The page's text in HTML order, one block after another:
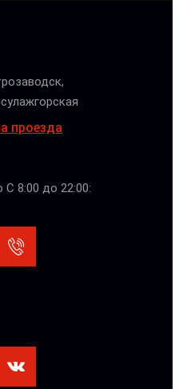
проезда
С 8:00 до 22:00: